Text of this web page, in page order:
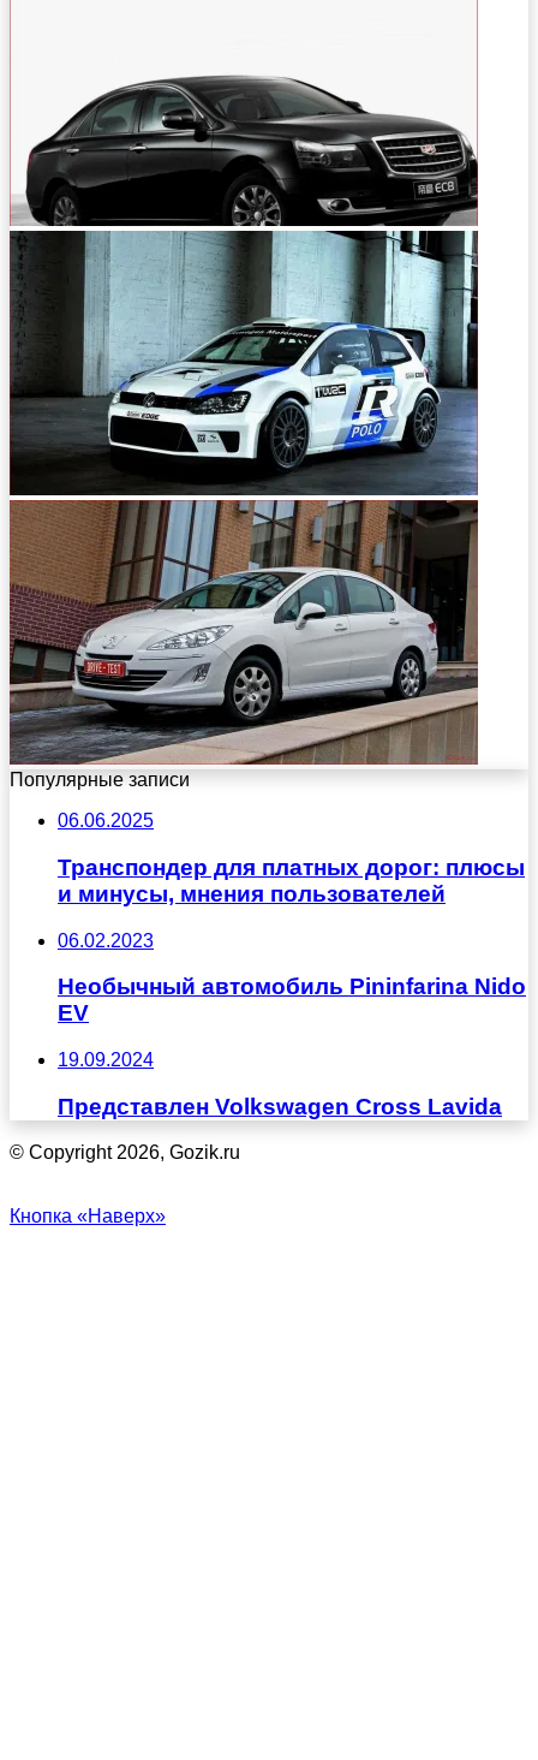
Популярные записи
06.06.2025
Транспондер для платных дорог: плюсы
и минусы, мнения пользователей
06.02.2023
Необычный автомобиль Pininfarina Nido
EV
19.09.2024
Представлен Volkswagen Cross Lavida
© Copyright 2026, Gozik.ru
Кнопка «Наверх»